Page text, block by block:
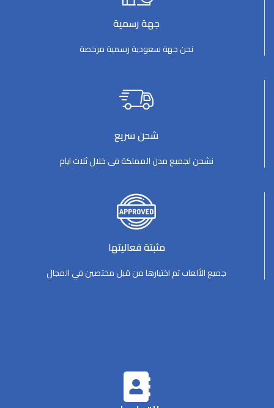
جهة رسمية
نحن جهة سعودية رسمية مرخصة
شحن سريع
نشحن لجميع مدن المملكة فى خلال ثلاث ايام
مثبتة فعاليتها
جميع الألعاب تم اختيارها من قبل مختصين في المجال